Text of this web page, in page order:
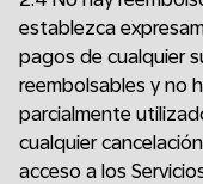
establezca
pagos de cualquier
reembolsables y no
parcialmente
cualquier
acceso a los